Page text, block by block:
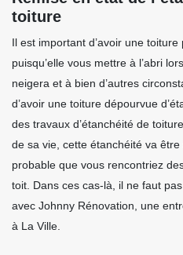
toiture
Il est important d’avoir une
puisqu’elle vous mettre à l’abri
neigera et à bien d’autres
d’avoir une toiture dépourvue
des travaux d’étanchéité de
de sa vie, cette étanchéité va
probable que vous rencontriez
toit. Dans ces cas-là, il ne faut
avec Johnny Rénovation, une
à La Ville.